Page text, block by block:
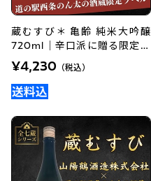
蔵むすび＊ 亀齢 純米大吟醸
720ml｜辛口派に贈る限定ラ
ベル
¥4,230 （税込）